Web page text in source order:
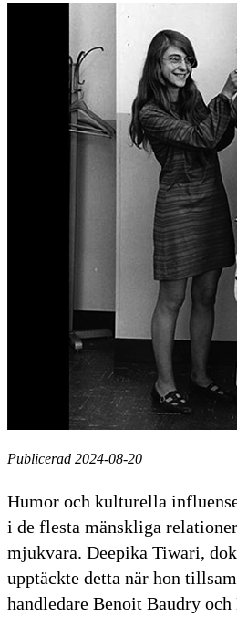
Publicerad 2024-08-20
Humor och kulturella
i de flesta mänskliga
mjukvara. Deepika Tiwari,
upptäckte detta när hon
handledare Benoit Baudry